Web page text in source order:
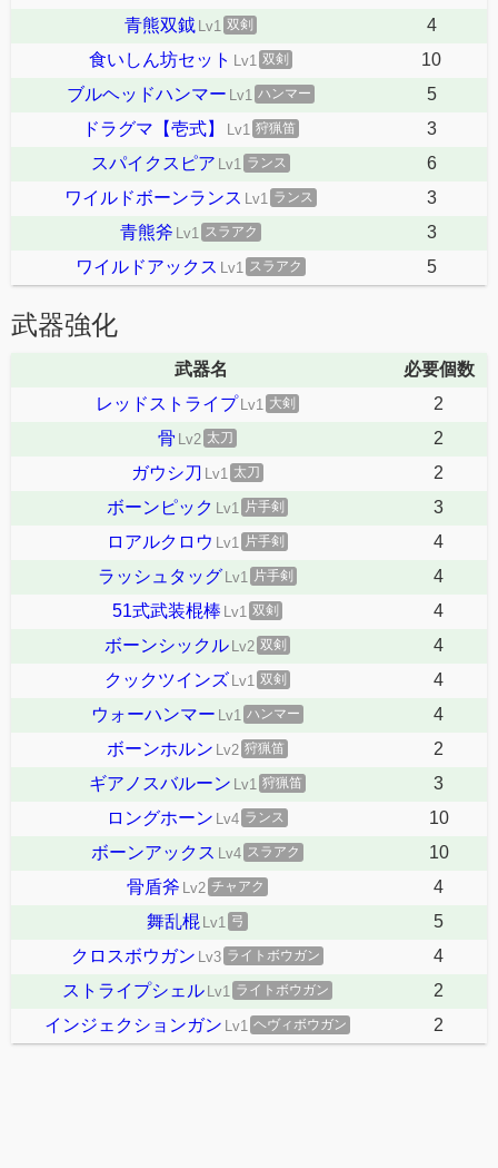
青熊双鉞 Lv1 双剣
4
食いしん坊セット Lv1 双剣
10
ブルヘッドハンマー Lv1 ハンマー
5
ドラグマ【壱式】
Lv1 狩猟笛
3
スパイクスピア Lv1 ランス
6
ワイルドボーンランス Lv1 ランス
3
青熊斧 Lv1 スラアク
3
ワイルドアックス Lv1 スラアク 5
武器強化
武器名
必要個数
レッドストライプ Lv1 大剣
2
骨 Lv2 太刀
2
ガウシ刀 Lv1 太刀
2
ボーンピック Lv1 片手剣
3
ロアルクロウ Lv1 片手剣
4
ラッシュタッグ Lv1 片手剣
4
51式武装棍棒 Lv1 双剣
4
ボーンシックル Lv2 双剣
4
クックツインズ Lv1 双剣
4
ウォーハンマー Lv1 ハンマー
4
ボーンホルン Lv2 狩猟笛
2
ギアノスバルーン Lv1 狩猟笛
3
ロングホーン Lv4 ランス
10
ボーンアックス Lv4 スラアク
10
骨盾斧 Lv2 チャアク
4
舞乱棍 Lv1 弓
5
クロスボウガン Lv3 ライトボウガン
4
ストライプシェル Lv1 ライトボウガン
2
インジェクションガン Lv1 ヘヴィボウガン 2